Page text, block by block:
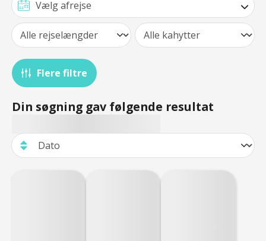
Flere filtre
Din søgning gav følgende resultat